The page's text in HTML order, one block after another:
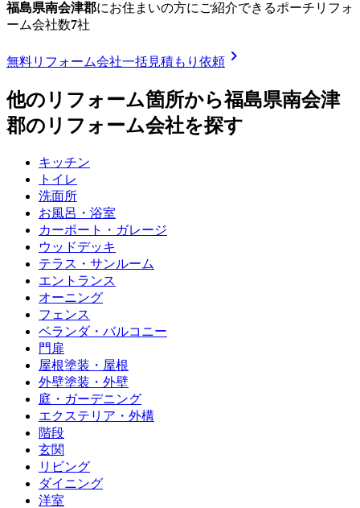
福島県南会津郡にお住まいの方にご紹介できるポーチリフォ
ーム会社数7社
無料リフォーム会社一括見積もり依頼 chevron_right
他のリフォーム箇所から福島県南会津
郡のリフォーム会社を探す
キッチン
トイレ
洗面所
お風呂・浴室
カーポート・ガレージ
ウッドデッキ
テラス・サンルーム
エントランス
オーニング
フェンス
ベランダ・バルコニー
門扉
屋根塗装・屋根
外壁塗装・外壁
庭・ガーデニング
エクステリア・外構
階段
玄関
リビング
ダイニング
洋室